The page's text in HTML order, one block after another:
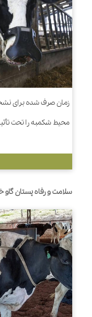
زمان صرف شده برای
محیط شکمبه را تحت